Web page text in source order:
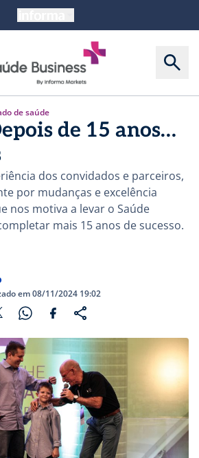
de saúde
de 15 anos…
dos convidados e parceiros,
por mudanças e excelência
nos motiva a levar o Saúde
mais 15 anos de sucesso.
em 08/11/2024 19:02